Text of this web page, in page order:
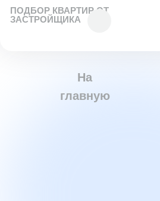
ПОДБОР КВАРТИР ОТ
ЗАСТРОЙЩИКА
На
главную